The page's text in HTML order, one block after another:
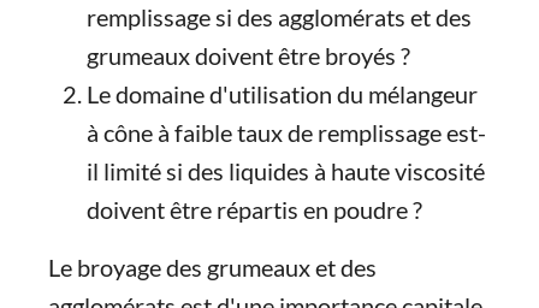
remplissage si des agglomérats et des
grumeaux doivent être broyés ?
Le domaine d'utilisation du mélangeur
à cône à faible taux de remplissage est-
il limité si des liquides à haute viscosité
doivent être répartis en poudre ?
Le broyage des grumeaux et des